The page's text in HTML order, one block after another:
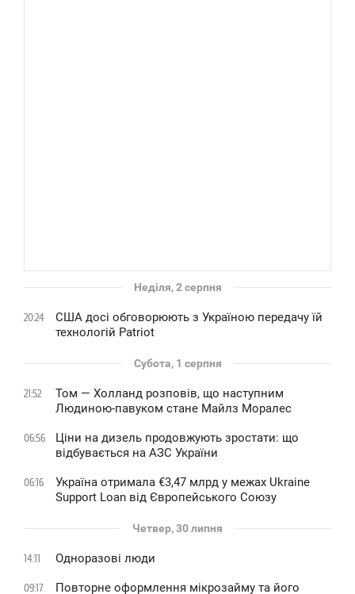
Неділя, 2 серпня
20:24
США досі обговорюють з Україною передачу їй
технологій Patriot
Субота, 1 серпня
21:52
Том — Холланд розповів, що наступним
Людиною-павуком стане Майлз Моралес
06:56
Ціни на дизель продовжують зростати: що
відбувається на АЗС України
06:16
Україна отримала €3,47 млрд у межах Ukraine
Support Loan від Європейського Союзу
Четвер, 30 липня
14:11 Одноразові люди
09:17
Повторне оформлення мікрозайму та його